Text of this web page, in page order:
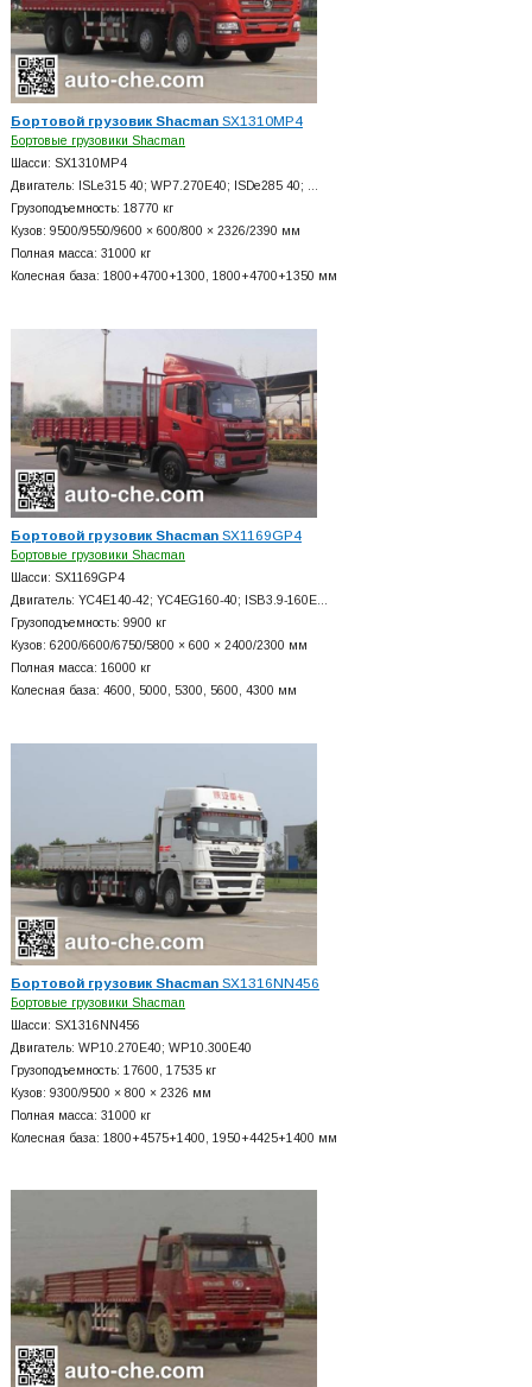
Бортовой грузовик ShacmanSX1310MP4
Бортовые грузовики Shacman
Шасси: SX1310MP4
Двигатель: ISLe315 40; WP7.270E40; ISDe285 40; …
Грузоподъемность: 18770 кг
Кузов: 9500/9550/9600 × 600/800 × 2326/2390 мм
Полная масса: 31000 кг
Колесная база: 1800+4700+1300, 1800+4700+1350 мм
Бортовой грузовик ShacmanSX1169GP4
Бортовые грузовики Shacman
Шасси: SX1169GP4
Двигатель: YC4E140-42; YC4EG160-40; ISB3.9-160E…
Грузоподъемность: 9900 кг
Кузов: 6200/6600/6750/5800 × 600 × 2400/2300 мм
Полная масса: 16000 кг
Колесная база: 4600, 5000, 5300, 5600, 4300 мм
Бортовой грузовик ShacmanSX1316NN456
Бортовые грузовики Shacman
Шасси: SX1316NN456
Двигатель: WP10.270E40; WP10.300E40
Грузоподъемность: 17600, 17535 кг
Кузов: 9300/9500 × 800 × 2326 мм
Полная масса: 31000 кг
Колесная база: 1800+4575+1400, 1950+4425+1400 мм